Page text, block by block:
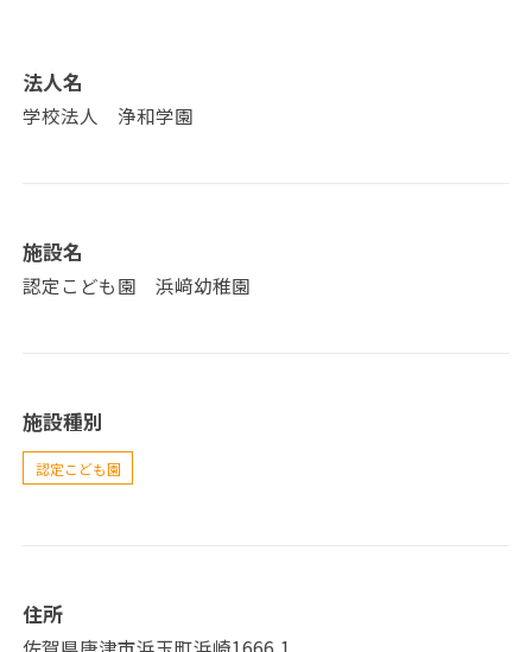
法人名
学校法人 浄和学園
施設名
認定こども園 浜﨑幼稚園
施設種別
認定こども園
住所